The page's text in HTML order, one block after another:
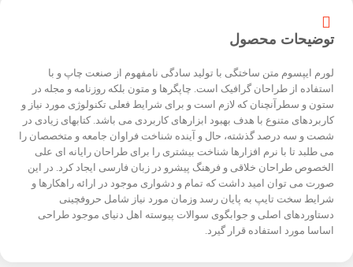
توضیحات محصول
لورم ایپسوم متن ساختگی با تولید سادگی نامفهوم از صنعت چاپ و با
استفاده از طراحان گرافیک است. چاپگرها و متون بلکه روزنامه و مجله در
ستون و سطرآنچنان که لازم است و برای شرایط فعلی تکنولوژی مورد نیاز و
کاربردهای متنوع با هدف بهبود ابزارهای کاربردی می باشد. کتابهای زیادی در
شصت و سه درصد گذشته، حال و آینده شناخت فراوان جامعه و متخصصان را
می طلبد تا با نرم افزارها شناخت بیشتری را برای طراحان رایانه ای علی
الخصوص طراحان خلاقی و فرهنگ پیشرو در زبان فارسی ایجاد کرد. در این
صورت می توان امید داشت که تمام و دشواری موجود در ارائه راهکارها و
شرایط سخت تایپ به پایان رسد وزمان مورد نیاز شامل حروفچینی
دستاوردهای اصلی و جوابگوی سوالات پیوسته اهل دنیای موجود طراحی
اساسا مورد استفاده قرار گیرد.